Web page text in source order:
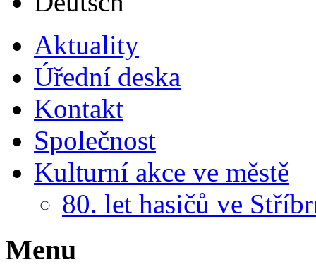
Aktuality
Úřední deska
Kontakt
Společnost
Kulturní akce ve městě
80. let hasičů ve
Menu